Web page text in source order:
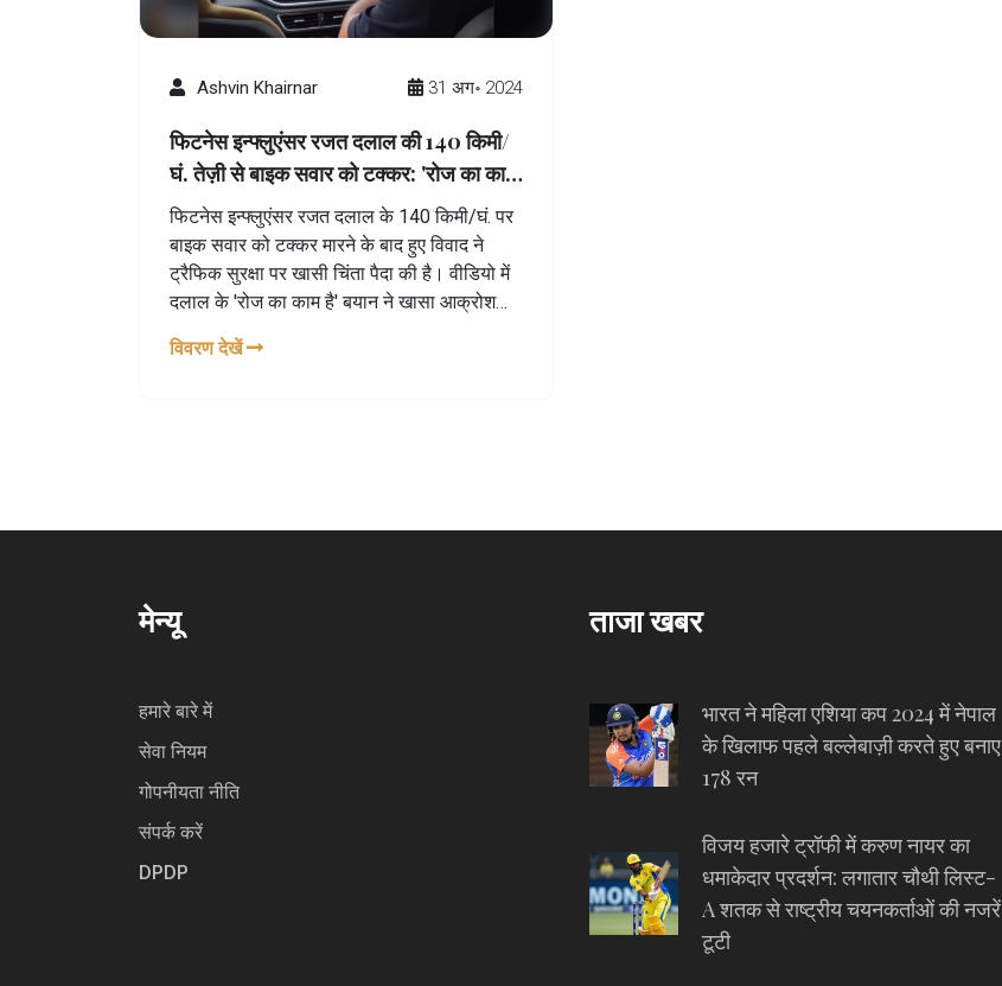
Ashvin Khairnar 31 अग॰ 2024
फिटनेस इन्फ्लुएंसर रजत दलाल की 140 किमी/
घं. तेज़ी से बाइक सवार को टक्कर: 'रोज का काम
है' बयान पर मचा बवाल
फिटनेस इन्फ्लुएंसर रजत दलाल के 140 किमी/घं. पर
बाइक सवार को टक्कर मारने के बाद हुए विवाद ने
ट्रैफिक सुरक्षा पर खासी चिंता पैदा की है। वीडियो में
दलाल के 'रोज का काम है' बयान ने खासा आक्रोश
चालान जारी किया है। ये घटना सोशल मीडिया सितारों
विवरण देखें
मेन्यू
हमारे बारे में
सेवा नियम
गोपनीयता नीति
संपर्क करें
DPDP
ताजा खबर
भारत ने महिला एशिया कप 2024 में नेपाल
के खिलाफ पहले बल्लेबाज़ी करते हुए बनाए
178 रन
विजय हजारे ट्रॉफी में करुण नायर का
धमाकेदार प्रदर्शन: लगातार चौथी लिस्ट-
A शतक से राष्ट्रीय चयनकर्ताओं की नजरें
टूटी